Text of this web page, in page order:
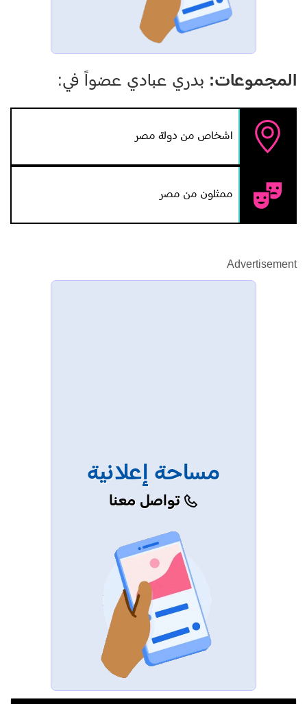
المجموعات: بدري عبادي عضواً في:
اشخاص من دولة مصر
ممثلون من مصر
Advertisement
مساحة إعلانية
تواصل معنا